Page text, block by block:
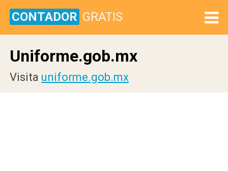
CONTADOR GRATIS
Uniforme.gob.mx
Visita uniforme.gob.mx